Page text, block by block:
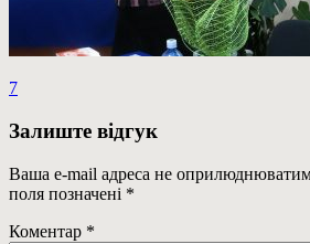
Навігація
записів
Previous
7
Залиште відгук
Ваша e-mail адреса не
поля позначені *
Коментар *